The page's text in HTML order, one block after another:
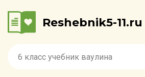
Reshebnik5-11.ru